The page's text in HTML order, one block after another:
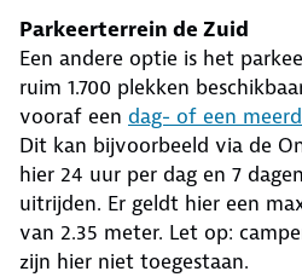
Parkeerterrein de Zuid
Een andere optie is het
ruim 1.700 plekken
vooraf een dag- of een
Dit kan bijvoorbeeld via de
hier 24 uur per dag en 7
uitrijden. Er geldt hier een
van 2.35 meter. Let op:
zijn hier niet toegestaan.